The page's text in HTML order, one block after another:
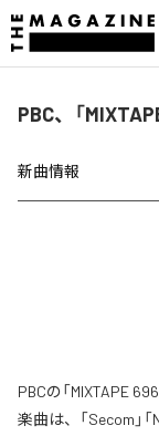
PBC、「
新曲情報
PBCの「MIXTAPE
楽曲は、「Secom」「